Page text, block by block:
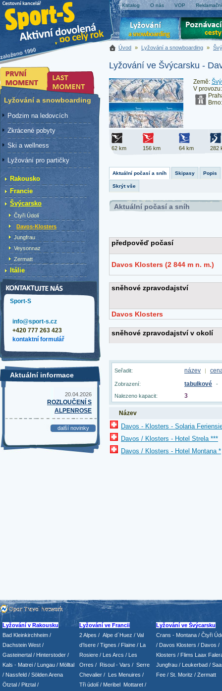
Katalog O nás VOP
Úvod » Lyžování a snowboarding »
Lyžování ve Švýcarsku -
Země:
V
62 km 156 km 64 km 282
Aktuální počasí a sníh Skipasy Popis
Skrýt vše
Aktuální počasí a sníh
Seřadit: název |
Zobrazení: tabulkové
-
Nalezeno kapacit:
3
Název
Davos - Klosters - Solaria
Davos / Klosters - Hotel Strela ***
Davos / Klosters - Hotel Montana *
Lyžování a snowboarding
Podzim na ledovcích
Zkrácené pobyty
Ski a wellness
Lyžování pro partičky
Rakousko
Francie
Švýcarsko
Čtyři Údolí
Davos-Klosters
Jungfrau
Veysonnaz
Zermatt
Itálie
Sport-S
info@sport-s.cz
+420 777 263 423
kontaktní formulář
Aktuální informace
20.04.2026
ROZLOUČENÍ S
ALPENROSE
další novinky
Lyžování v Rakousku
Bad Kleinkirchheim /
Dachstein West /
Gasteinertal / Hinterstoder /
Kals - Matrei / Lungau / Mölltal
/ Nassfeld / Sölden Arena
Ötztal / Pitztal /
Lyžování ve Francii
2 Alpes / Alpe d´Huez / Val
d’Isere / Tignes / Flaine / La
Rosiere / Les Arcs / Les
Orres / Risoul - Vars / Serre
Chevalier / Les Menuires /
Tři údolí / Meribel Mottaret /
Lyžování ve Švýcarsku
Crans - Montana / Čtyři
/ Davos Klosters / Davos /
Klosters / Flims Laax
Jungfrau / Leukerbad /
Fee / St. Moritz / Zermatt